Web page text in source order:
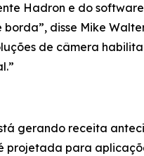
Hadron e do
disse Mike
de câmera
gerando receita
projetada para